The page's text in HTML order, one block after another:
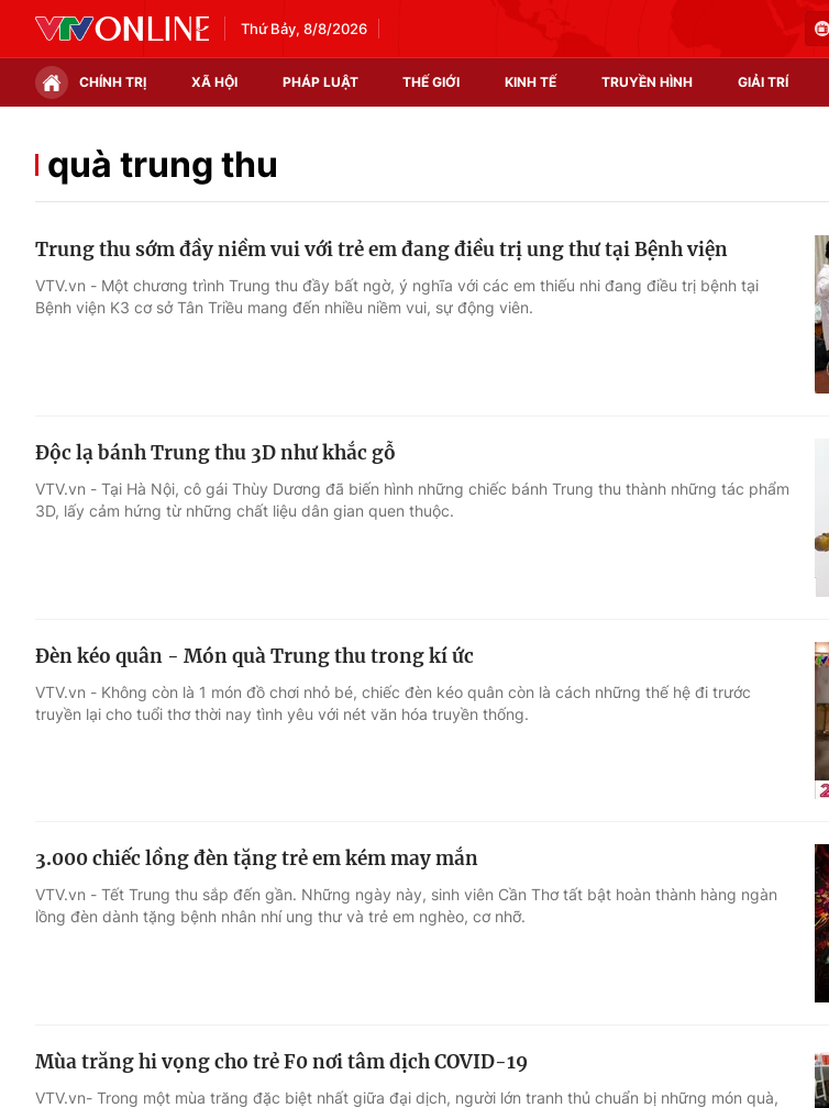
Thứ Bảy, 8/8/2026
CHÍNH TRỊ XÃ HỘI PHÁP LUẬT THẾ GIỚI KINH TẾ TRUYỀN HÌNH GIẢI TRÍ
Chính trị
Thế giới đó đây
Thị trường
Điện ảnh
Âm nhạc
Sao
Du lịch
Làm đẹp
Chất lượng cuộc sống
Học trực tuyến
quà trung thu
Trung thu sớm đầy niềm vui với trẻ em đang điều trị ung thư tại Bệnh viện
VTV.vn - Một chương trình Trung thu đầy bất ngờ, ý nghĩa với các em thiếu nhi đang điều trị bệnh tại
Bệnh viện K3 cơ sở Tân Triều mang đến nhiều niềm vui, sự động viên.
Độc lạ bánh Trung thu 3D như khắc gỗ
VTV.vn - Tại Hà Nội, cô gái Thùy Dương đã biến hình những chiếc bánh Trung thu thành những tác phẩm
3D, lấy cảm hứng từ những chất liệu dân gian quen thuộc.
Đèn kéo quân - Món quà Trung thu trong kí ức
VTV.vn - Không còn là 1 món đồ chơi nhỏ bé, chiếc đèn kéo quân còn là cách những thế hệ đi trước
truyền lại cho tuổi thơ thời nay tình yêu với nét văn hóa truyền thống.
3.000 chiếc lồng đèn tặng trẻ em kém may mắn
VTV.vn - Tết Trung thu sắp đến gần. Những ngày này, sinh viên Cần Thơ tất bật hoàn thành hàng ngàn
lồng đèn dành tặng bệnh nhân nhí ung thư và trẻ em nghèo, cơ nhỡ.
Mùa trăng hi vọng cho trẻ F0 nơi tâm dịch COVID-19
VTV.vn- Trong một mùa trăng đặc biệt nhất giữa đại dịch, người lớn tranh thủ chuẩn bị những món quà,